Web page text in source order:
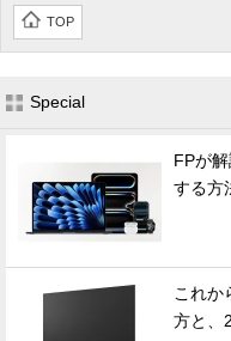
TOP
Special
FPが
する方
これか
方と、